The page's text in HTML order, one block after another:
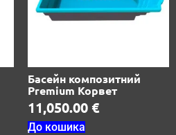
Басейн композитний
Premium Корвет
11,050.00 €
До кошика